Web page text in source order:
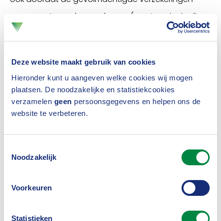
Deze website maakt gebruik van cookies
Hieronder kunt u aangeven welke cookies wij mogen
plaatsen. De noodzakelijke en statistiekcookies
verzamelen geen persoonsgegevens en helpen ons de
website te verbeteren.
Noodzakelijk
Voorkeuren
Statistieken
overneemt van de verzekeraar (van ‘provinciaal’
naar volmacht).”
3. Zo’n anderhalf jaar geleden heeft het
Verbond samen met de volmachten
een plan van aanpak gelanceerd om
het volmachtkanaal te verbeteren.
Waarom was dat nodig?
verzekeraars op de vingers had getikt en de
volmachtkanaal bleek onvoldoende op orde te zijn,